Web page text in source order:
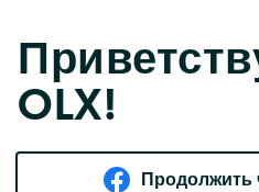
OLX!
Продолжить